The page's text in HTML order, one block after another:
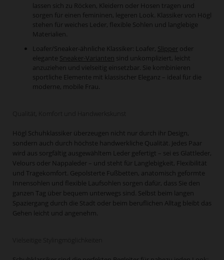
lassen sich zu Röcken, Kleidern oder Hosen tragen und
sorgen für einen femininen, legeren Look. Klassiker von Högl
stehen für weiches Leder, flexible Sohlen und langlebige
Materialien.
Loafer/Sneaker-ähnliche Klassiker: Loafer, Slipper oder
elegante Sneaker-Varianten sind unkompliziert, leicht
anzuziehen und vielseitig einsetzbar. Sie kombinieren
sportliche Elemente mit klassischer Eleganz – ideal für die
moderne, mobile Frau.
Qualität, Komfort und Handwerkskunst
Högl Schuhklassiker überzeugen nicht nur durch ihr Design,
sondern auch durch höchste handwerkliche Qualität. Jedes Paar
wird aus sorgfältig ausgewähltem Leder gefertigt – sei es Glattleder,
Velours oder Nappaleder – und steht für Langlebigkeit, Flexibilität
und Tragekomfort. Gepolsterte Fußbetten, anatomisch geformte
Innensohlen und flexible Laufsohlen sorgen dafür, dass Sie den
ganzen Tag über bequem unterwegs sind. Selbst beim langen
Spaziergang durch die Stadt oder beim beruflichen Alltag bleibt das
Gehen leicht und angenehm.
Vielseitige Stylingmöglichkeiten